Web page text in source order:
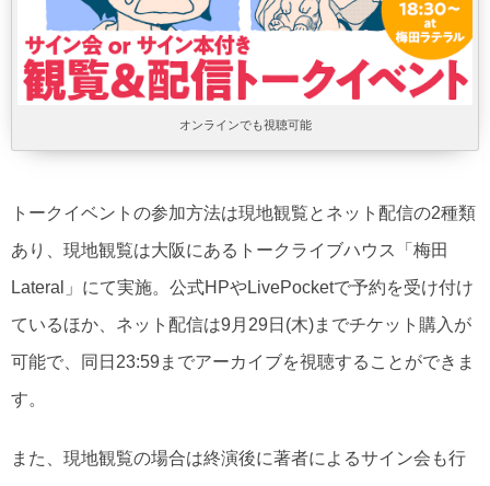
オンラインでも視聴可能
トークイベントの参加方法は現地観覧とネット配信の2種類
あり、現地観覧は大阪にあるトークライブハウス「梅田
Lateral」にて実施。公式HPやLivePocketで予約を受け付け
ているほか、ネット配信は9月29日(木)までチケット購入が
可能で、同日23:59までアーカイブを視聴することができま
す。
また、現地観覧の場合は終演後に著者によるサイン会も行